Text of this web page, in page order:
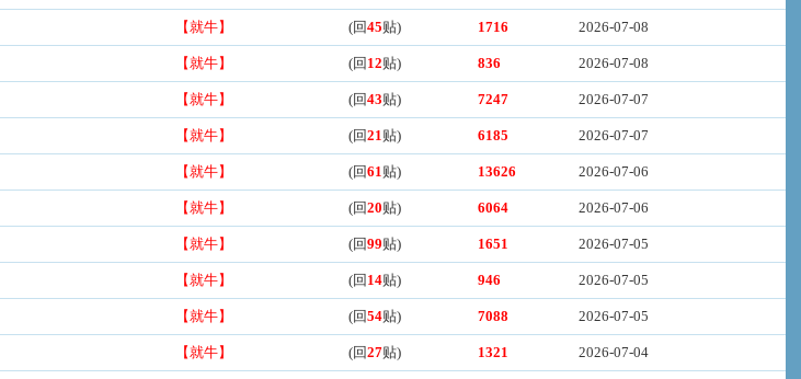
【就牛】 (回45贴) 1716 2026-07-08
【就牛】 (回 12贴) 836 2026-07-08
【就牛】 (回43贴) 7247 2026-07-07
【就牛】 (回21贴) 6185 2026-07-07
【就牛】 (回61贴) 13626 2026-07-06
【就牛】 (回20贴) 6064 2026-07-06
【就牛】 (回99贴) 1651 2026-07-05
【就牛】 (回 14贴) 946 2026-07-05
【就牛】 (回54贴) 7088 2026-07-05
【就牛】 (回27贴) 1321 2026-07-04